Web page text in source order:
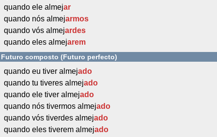
quando ele almejar
quando nós almejarmos
quando vós almejardes
quando eles almejarem
Futuro composto (Futuro perfecto)
quando eu tiver almejado
quando tu tiveres almejado
quando ele tiver almejado
quando nós tivermos almejado
quando vós tiverdes almejado
quando eles tiverem almejado